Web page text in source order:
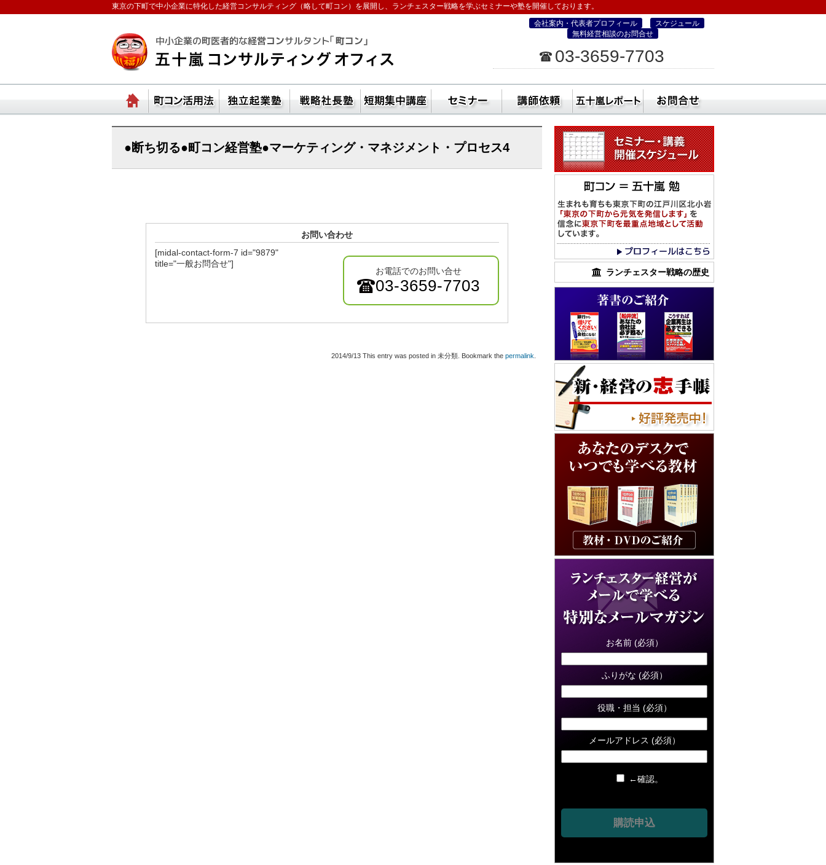
東京の下町で中小企業に特化した経営コンサルティング（略して町コン）を展開し、ランチェスター戦略を学ぶセミナーや塾を開催しております。
ランチェスターの法則を学ぶなら五十嵐コンサルティングオフィス
会社案内・代表者プロフィール
スケジュール
無料経営相談のお問合せ
03-3659-7703
ホーム 町コン活用方法 独立起業塾 戦略社長塾東京・（ランチェスター経営・町コン経営塾）
短期集中講座 セミナー 社員研修・講師依頼五十嵐レポート
●断ち切る●町コン経営塾●マーケティング・マネジメント・プロセス4
お問い合わせ
[midal-contact-form-7 id="9879"
title="一般お問合せ"]
お電話でのお問い合せ
03-3659-7703
2014/9/13 This entry was posted in 未分類. Bookmark the permalink
ランチェスター戦略の歴史
お名前 (必須）
ふりがな (必須）
役職・担当 (必須）
メールアドレス (必須）
←確認。